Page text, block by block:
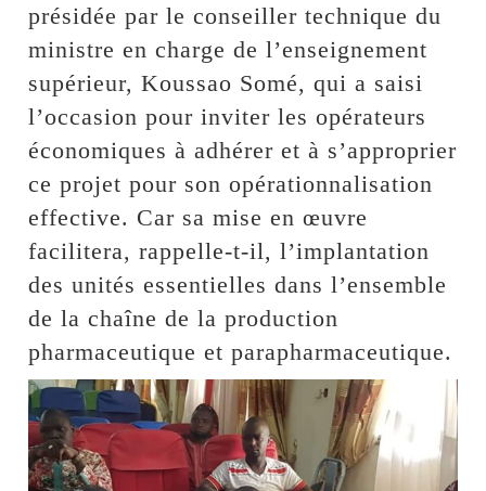
présidée par le conseiller technique du
ministre en charge de l’enseignement
supérieur, Koussao Somé, qui a saisi
l’occasion pour inviter les opérateurs
économiques à adhérer et à s’approprier
ce projet pour son opérationnalisation
effective. Car sa mise en œuvre
facilitera, rappelle-t-il, l’implantation
des unités essentielles dans l’ensemble
de la chaîne de la production
pharmaceutique et parapharmaceutique.